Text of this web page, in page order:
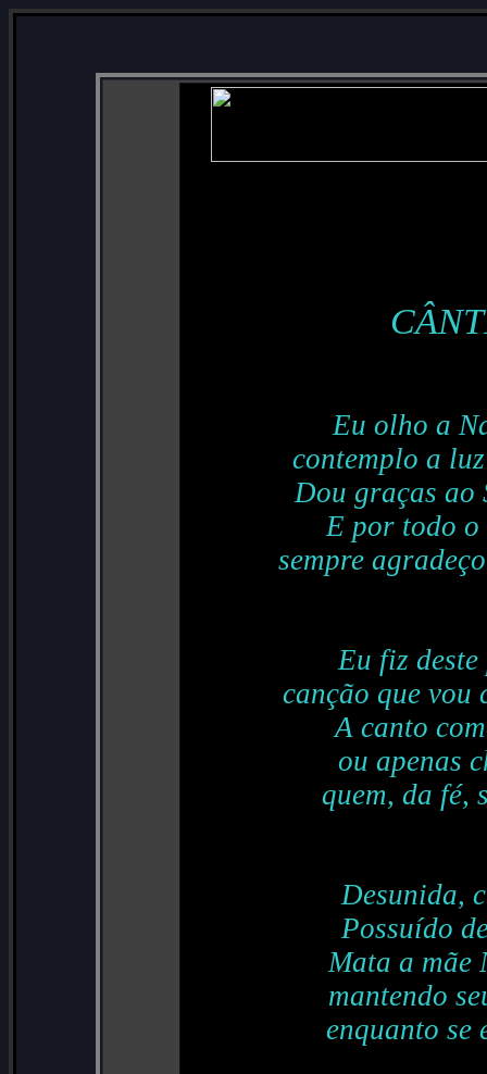
Eu olho a
contemplo a
Dou graças ao
E por todo o
sempre
Eu fiz deste
canção que
A canto
ou apenas
quem, da fé,
Desunida,
Possuído
Mata a mãe
mantendo
enquanto se